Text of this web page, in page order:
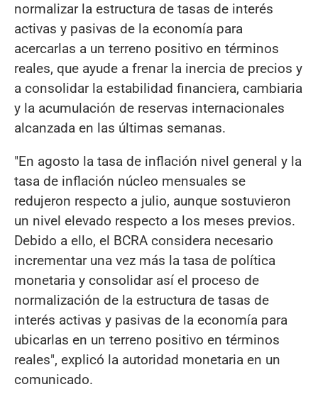
normalizar la estructura de tasas de interés
activas y pasivas de la economía para
acercarlas a un terreno positivo en términos
reales, que ayude a frenar la inercia de precios y
a consolidar la estabilidad financiera, cambiaria
y la acumulación de reservas internacionales
alcanzada en las últimas semanas.
"En agosto la tasa de inflación nivel general y la
tasa de inflación núcleo mensuales se
redujeron respecto a julio, aunque sostuvieron
un nivel elevado respecto a los meses previos.
Debido a ello, el BCRA considera necesario
incrementar una vez más la tasa de política
monetaria y consolidar así el proceso de
normalización de la estructura de tasas de
interés activas y pasivas de la economía para
ubicarlas en un terreno positivo en términos
reales", explicó la autoridad monetaria en un
comunicado.